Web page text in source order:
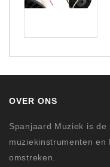
OVER ONS
Spanjaard Muziek is
muziekinstrumenten
omstreken.